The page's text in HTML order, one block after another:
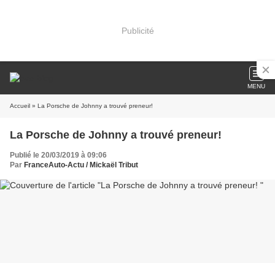
Publicité
MENU
Accueil » La Porsche de Johnny a trouvé preneur!
La Porsche de Johnny a trouvé preneur!
Publié le 20/03/2019 à 09:06
Par FranceAuto-Actu / Mickaël Tribut